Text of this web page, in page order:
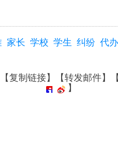
家长 学校 学生 纠纷 代
复制链接】【转发邮件】
】